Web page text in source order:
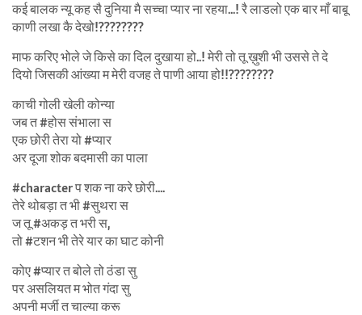
कई बालक न्यू कह सै दुनिया मै सच्चा प्यार ना रहया…! रै लाडलो एक बार माँ बाबू
काणी लखा कै देखो!????????
माफ करिए भोले जे किसे का दिल दुखाया हो..! मेरी तो तू ख़ुशी भी उससे ते दे
दियो जिसकी आंख्या म मेरी वजह ते पाणी आया हो!!????????
काची गोली खेली कोन्या
जब त #होस संभाला स
एक छोरी तेरा यो #प्यार
अर दूजा शोक बदमासी का पाला
#character प शक ना करे छोरी….
तेरे थोबड़ा त भी #सुथरा स
ज तू #अकड़ त भरी स,
तो #टशन भी तेरे यार का घाट कोनी
कोए #प्यार त बोले तो ठंडा सु
पर असलियत म भोत गंदा सु
अपनी मर्जी त चाल्या करू